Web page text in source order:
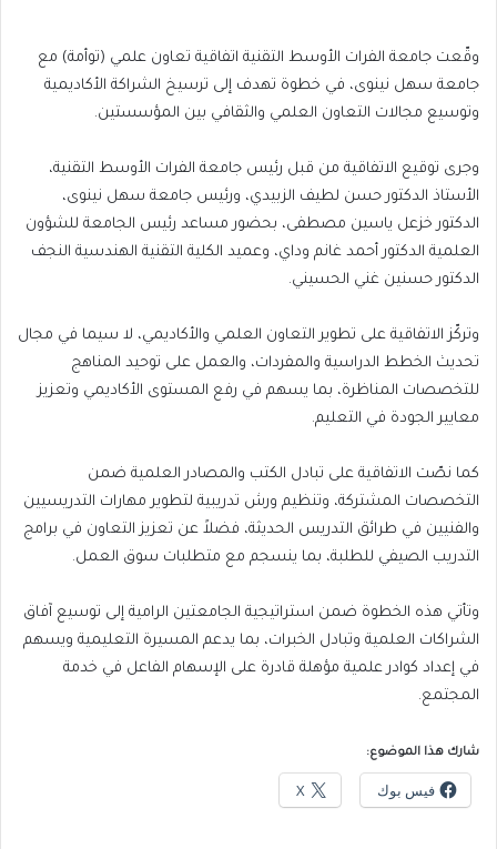
وقّعت جامعة الفرات الأوسط التقنية اتفاقية تعاون علمي (توأمة) مع
جامعة سهل نينوى، في خطوة تهدف إلى ترسيخ الشراكة الأكاديمية
وتوسيع مجالات التعاون العلمي والثقافي بين المؤسستين.
وجرى توقيع الاتفاقية من قبل رئيس جامعة الفرات الأوسط التقنية،
الأستاذ الدكتور حسن لطيف الزبيدي، ورئيس جامعة سهل نينوى،
الدكتور خزعل ياسين مصطفى، بحضور مساعد رئيس الجامعة للشؤون
العلمية الدكتور أحمد غانم وداي، وعميد الكلية التقنية الهندسية النجف
الدكتور حسنين غني الحسيني.
وتركّز الاتفاقية على تطوير التعاون العلمي والأكاديمي، لا سيما في مجال
تحديث الخطط الدراسية والمفردات، والعمل على توحيد المناهج
للتخصصات المناظرة، بما يسهم في رفع المستوى الأكاديمي وتعزيز
معايير الجودة في التعليم.
كما نصّت الاتفاقية على تبادل الكتب والمصادر العلمية ضمن
التخصصات المشتركة، وتنظيم ورش تدريبية لتطوير مهارات التدريسيين
والفنيين في طرائق التدريس الحديثة، فضلاً عن تعزيز التعاون في برامج
التدريب الصيفي للطلبة، بما ينسجم مع متطلبات سوق العمل.
وتأتي هذه الخطوة ضمن استراتيجية الجامعتين الرامية إلى توسيع آفاق
الشراكات العلمية وتبادل الخبرات، بما يدعم المسيرة التعليمية ويسهم
في إعداد كوادر علمية مؤهلة قادرة على الإسهام الفاعل في خدمة
المجتمع.
شارك هذا الموضوع:
فيس بوك X